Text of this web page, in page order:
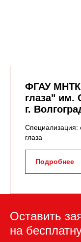
ФГАУ МНТК
глаза" им.
г.
Специализация:
глаза
Подробнее
Оставить
на